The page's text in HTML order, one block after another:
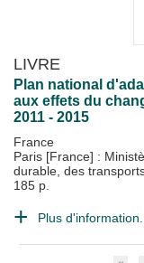
LIVRE
Plan national
aux effets du
2011 - 2015
France
Paris [France] :
durable, des
185 p.
Plus d'information...